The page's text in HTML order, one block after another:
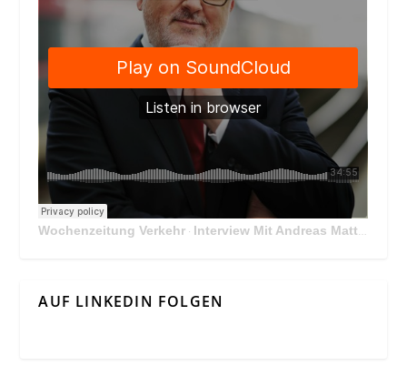
Wochenzeitung Verkehr · Interview Mit Andreas Matthä, CEO der ÖBB Holding
AUF LINKEDIN FOLGEN